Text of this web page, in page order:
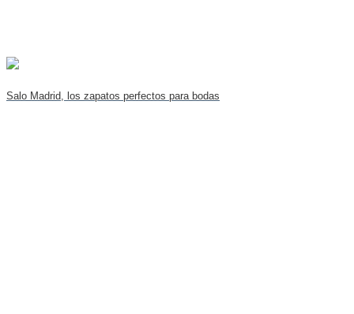
Salo Madrid, los zapatos perfectos para bodas